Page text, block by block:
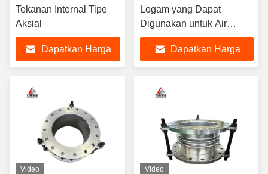
Tekanan Internal Tipe
Aksial
Dapatkan Harga
Logam yang Dapat
Digunakan untuk Air
Dengan Daya Tahan
Tinggi - 10C- 300C
Dapatkan Harga
Video Video